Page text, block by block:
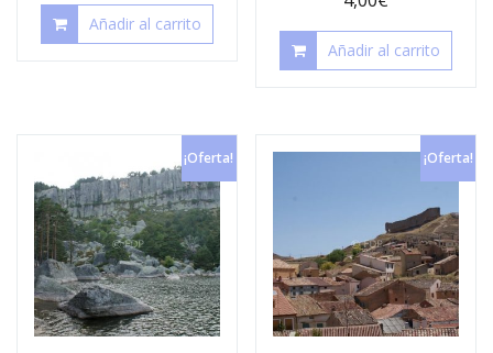
Añadir al carrito
Añadir al carrito
¡Oferta! ¡Oferta!